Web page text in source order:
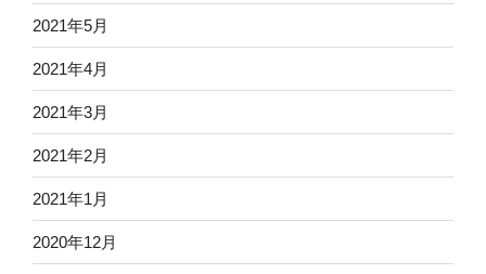
2021年5月
2021年4月
2021年3月
2021年2月
2021年1月
2020年12月